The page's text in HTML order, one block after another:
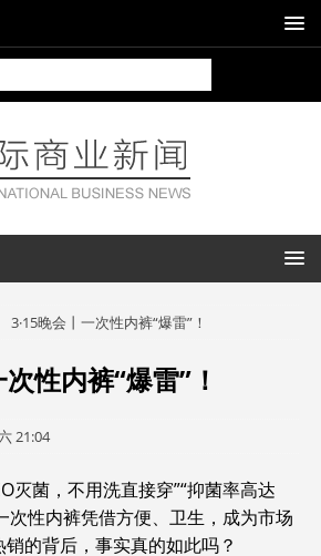
3·15晚会丨一次性内裤“爆雷”！
性内裤“爆雷”！
21:04
灭菌，不用洗直接穿”“抑菌率高达
性内裤凭借方便、卫生，成为市场
的背后，事实真的如此吗？